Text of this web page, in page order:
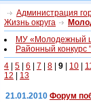
Администрация
Жизнь округа
МУ «Молодежный
Районный конкурс
4
5 6 7 8 9 10
12
13
21.01.2010 Форум